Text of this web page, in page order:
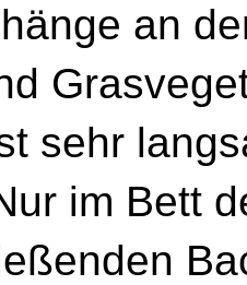
an
sehr
im Bett